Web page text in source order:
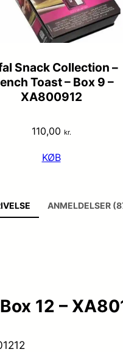
Snack Collection –
Toast – Box 9 –
XA800912
110,00 kr.
KØB
ANMELDELSER
12 –